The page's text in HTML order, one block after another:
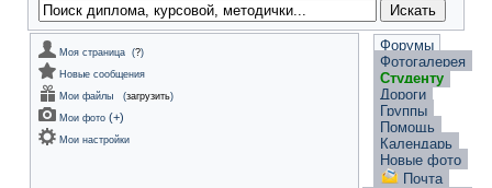
Моя страница (?)
Новые сообщения
Мои файлы
(загрузить)
Мои фото (+)
Мои настройки
Форумы
Фотогалерея
Студенту
Дороги
Группы
Помощь
Календарь
Новые фото
Почта